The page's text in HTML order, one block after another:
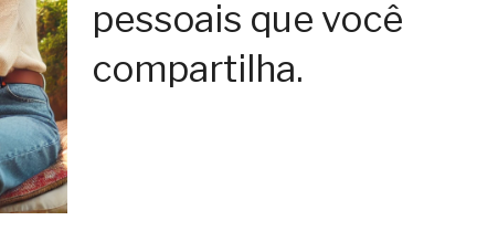
pessoais que você
compartilha.